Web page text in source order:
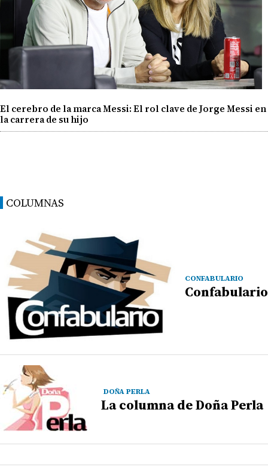
El cerebro de la marca Messi: El rol clave de Jorge Messi en
la carrera de su hijo
COLUMNAS
CONFABULARIO
Confabulario
DOÑA PERLA
La columna de Doña Perla